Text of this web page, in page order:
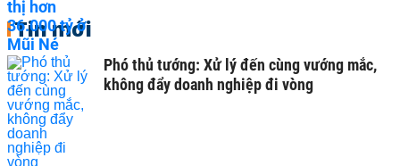
Tin mới
Phó thủ tướng: Xử lý đến cùng vướng mắc,
không đẩy doanh nghiệp đi vòng